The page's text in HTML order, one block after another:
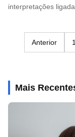
interpretações
Anterior 1
Mais